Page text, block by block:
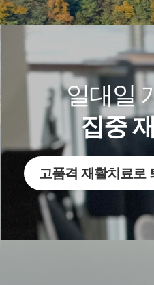
일대일
집중
고품격 재활치료로